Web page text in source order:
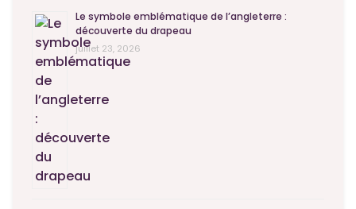
Le symbole emblématique de l’angleterre :
découverte du drapeau
juillet 23, 2026